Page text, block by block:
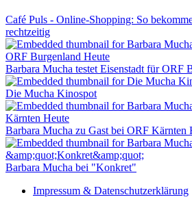
Café Puls - Online-Shopping: So
rechtzeitig
Barbara Mucha testet Eisenstadt für ORF
Die Mucha Kinospot
Barbara Mucha zu Gast bei ORF Kärnten
Barbara Mucha bei "Konkret"
Impressum & Datenschutzerklärung